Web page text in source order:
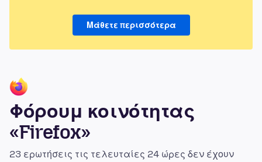
Μάθετε περισσότερα
Φόρουμ κοινότητας
«Firefox»
23 ερωτήσεις τις τελευταίες 24 ώρες δεν έχουν